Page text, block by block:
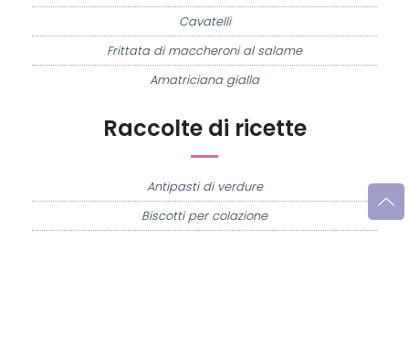
Raccolte di ricette
Antipasti di verdure
Biscotti per colazione
Cavatelli
Frittata di maccheroni al salame
Amatriciana gialla